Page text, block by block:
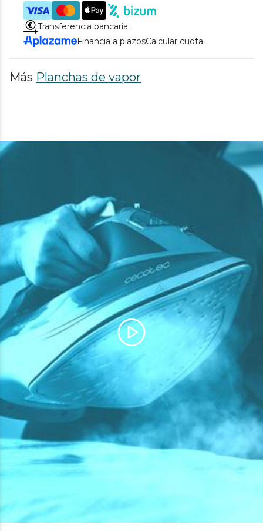
Transferencia bancaria
Financia a plazosCalcular cuota
Más Planchas de vapor